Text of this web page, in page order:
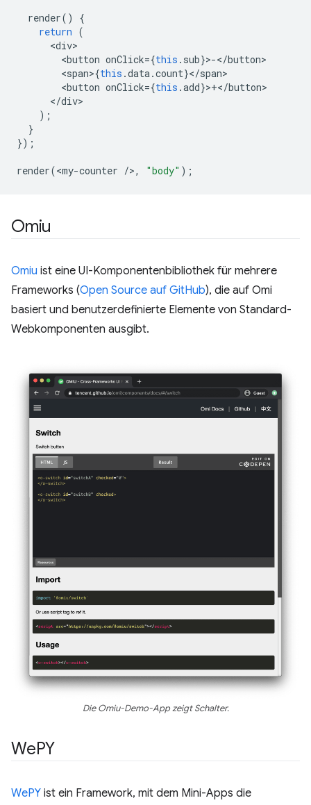
render()
{
return (
<div
<button onClick={this . sub}>-</button
<span>{this .data.count}</span
<button onClick={this .add}>+</button
</div
);
}
});
render(<my-counter />, "body" );
Omiu
Omiu ist eine UI-Komponentenbibliothek für mehrere
Frameworks (Open Source auf GitHub), die auf Omi
basiert und benutzerdefinierte Elemente von Standard-
Webkomponenten ausgibt.
Die Omiu-Demo-App zeigt Schalter.
WePY
WePY ist ein Framework, mit dem Mini-Apps die